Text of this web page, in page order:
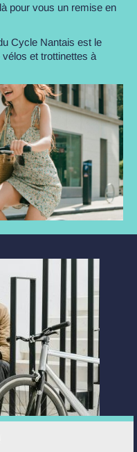
pour vous un remise en
Cycle Nantais est le
et trottinettes à